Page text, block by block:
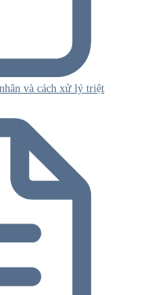
và cách xử lý triệt